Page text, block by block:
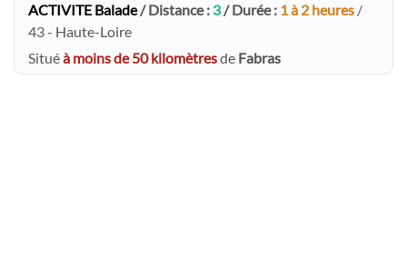
ACTIVITE Balade/ Distance : 3/ Durée : 1 à 2 heures /
43 - Haute-Loire
Situéà moins de 50 kilomètresde Fabras